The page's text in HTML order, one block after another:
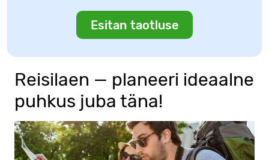
Esitan taotluse
Reisilaen — planeeri ideaalne
puhkus juba täna!